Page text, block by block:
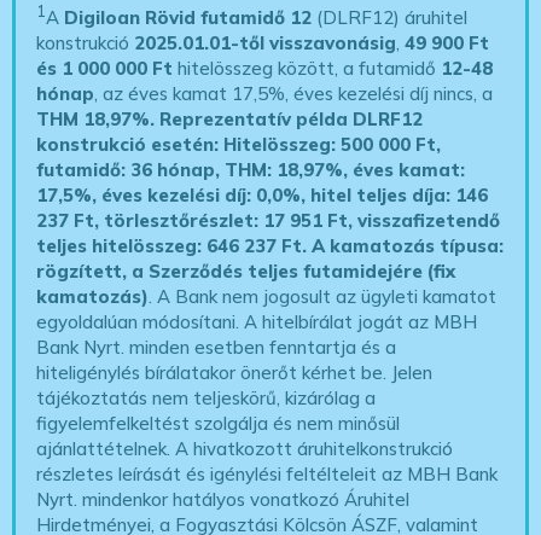
1A Digiloan Rövid futamidő 12 (DLRF12) áruhitel
konstrukció 2025.01.01-től visszavonásig,49 900 Ft
és 1 000 000 Ft hitelösszeg között, a futamidő 12-48
hónap, az éves kamat 17,5%, éves kezelési díj nincs, a
THM 18,97%. Reprezentatív példa DLRF12
konstrukció esetén: Hitelösszeg: 500 000 Ft,
futamidő: 36 hónap, THM: 18,97%, éves kamat:
17,5%, éves kezelési díj: 0,0%, hitel teljes díja: 146
237 Ft, törlesztőrészlet: 17 951 Ft, visszafizetendő
teljes hitelösszeg: 646 237 Ft.A kamatozás típusa:
rögzített, a Szerződés teljes futamidejére (fix
kamatozás). A Bank nem jogosult az ügyleti kamatot
egyoldalúan módosítani. A hitelbírálat jogát az MBH
Bank Nyrt. minden esetben fenntartja és a
hiteligénylés bírálatakor önerőt kérhet be. Jelen
tájékoztatás nem teljeskörű, kizárólag a
figyelemfelkeltést szolgálja és nem minősül
ajánlattételnek. A hivatkozott áruhitelkonstrukció
részletes leírását és igénylési feltélteleit az MBH Bank
Nyrt. mindenkor hatályos vonatkozó Áruhitel
Hirdetményei, a Fogyasztási Kölcsön ÁSZF, valamint